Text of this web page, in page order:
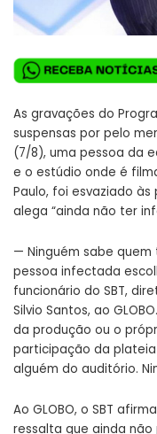
As gravações do
suspensas por pelo
(7/8), uma pessoa da
e o estúdio onde é
Paulo, foi esvaziado às
alega “ainda não ter
— Ninguém sabe
pessoa infectada
funcionário do SBT,
Silvio Santos, ao
da produção ou o
participação da
alguém do auditório.
Ao GLOBO, o SBT
ressalta que ainda